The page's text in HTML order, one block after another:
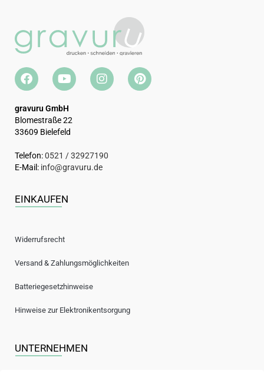
gravuru GmbH
Blomestraße 22
33609 Bielefeld
Telefon:0521 / 32927190
E-Mail: info@gravuru.de
EINKAUFEN
Widerrufsrecht
Versand & Zahlungsmöglichkeiten
Batteriegesetzhinweise
Hinweise zur Elektronikentsorgung
UNTERNEHMEN